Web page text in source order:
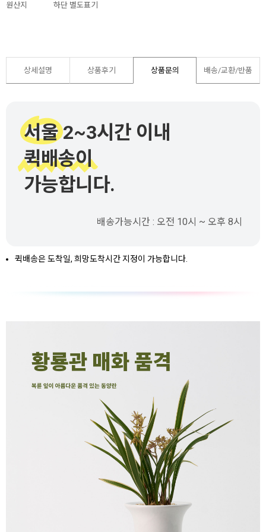
원산지 하단 별도표기
상세설명 상품후기 상품문의 배송/교환/반품
서울 2~3시간 이내
퀵배송이
가능합니다.
배송가능시간 : 오전 10시 ~ 오후 8시
퀵배송은 도착일, 희망도착시간 지정이 가능합니다.